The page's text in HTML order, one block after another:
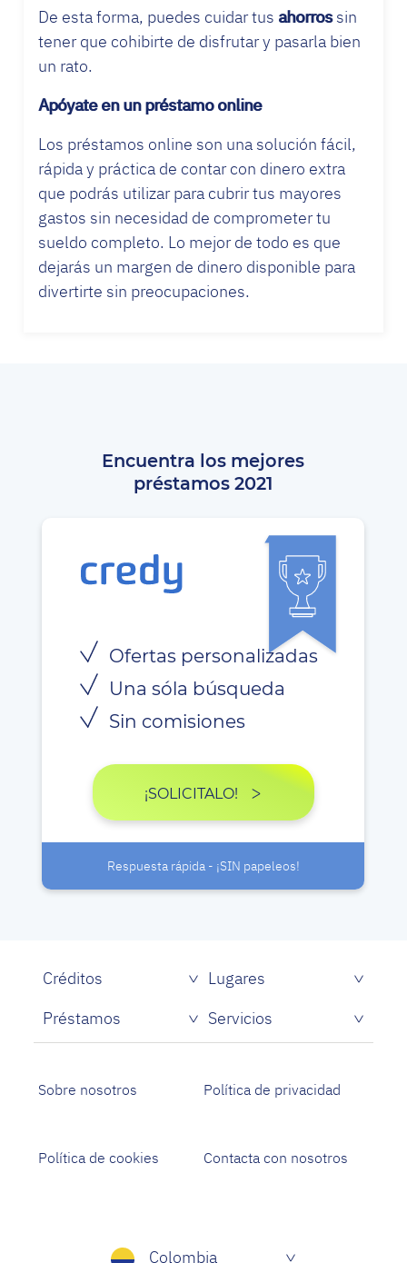
De esta forma, puedes cuidar tus ahorrossin
tener que cohibirte de disfrutar y pasarla bien
un rato.
Apóyate en un préstamo online
Los préstamos online son una solución fácil,
rápida y práctica de contar con dinero extra
que podrás utilizar para cubrir tus mayores
gastos sin necesidad de comprometer tu
sueldo completo. Lo mejor de todo es que
dejarás un margen de dinero disponible para
divertirte sin preocupaciones.
Encuentra los mejores
préstamos 2021
Ofertas personalizadas
Una sóla búsqueda
Sin comisiones
¡SOLICITALO!
Respuesta rápida - ¡SIN papeleos!
Créditos
Lugares
Préstamos
Servicios
Sobre nosotros Política de privacidad
Política de cookies Contacta con nosotros
Colombia